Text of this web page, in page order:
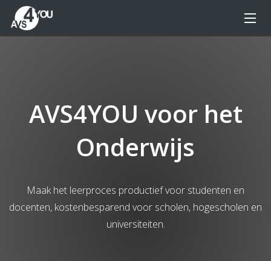
AVS4YOU voor het
Onderwijs
Maak het leerproces productief voor studenten en
docenten, kostenbesparend voor scholen, hogescholen en
universiteiten.